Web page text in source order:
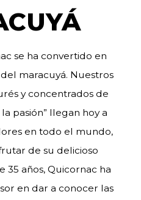
se ha convertido en
maracuyá. Nuestros
y concentrados de
pasión” llegan hoy a
en todo el mundo,
de su delicioso
35 años, Quicornac ha
en dar a conocer las